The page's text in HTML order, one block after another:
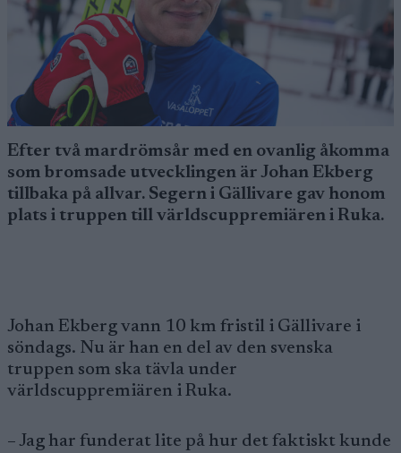
Efter två mardrömsår med en ovanlig åkomma
som bromsade utvecklingen är Johan Ekberg
tillbaka på allvar. Segern i Gällivare gav honom
plats i truppen till världscuppremiären i Ruka.
Johan Ekberg vann 10 km fristil i Gällivare i
söndags. Nu är han en del av den svenska
truppen som ska tävla under
världscuppremiären i Ruka.
– Jag har funderat lite på hur det faktiskt kunde